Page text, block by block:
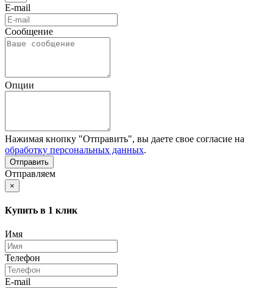
E-mail
Сообщение
Опции
Нажимая кнопку "Отправить", вы даете свое согласие на
обработку персональных данных.
Отправляем
×
Купить в 1 клик
Имя
Телефон
E-mail